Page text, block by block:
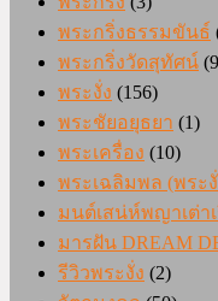
พระกริ่งธรรมขันธ์
พระกริ่งวัดสุทัศน์
พระงั่ง (156)
พระชัยอยุธยา (1)
พระเครื่อง (10)
พระเฉลิมพล (พระ
มนต์เสน่ห์พญาเต่าเ
มารฝัน DREAM
รีวิวพระงั่ง (2)